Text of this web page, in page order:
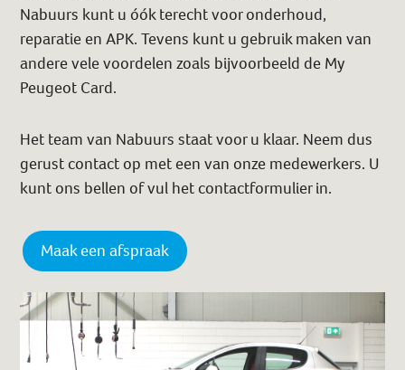
Nabuurs kunt u óók terecht voor onderhoud,
reparatie en APK. Tevens kunt u gebruik maken van
andere vele voordelen zoals bijvoorbeeld de My
Peugeot Card.
Het team van Nabuurs staat voor u klaar. Neem dus
gerust contact op met een van onze medewerkers. U
kunt ons bellen of vul het contactformulier in.
Maak een afspraak